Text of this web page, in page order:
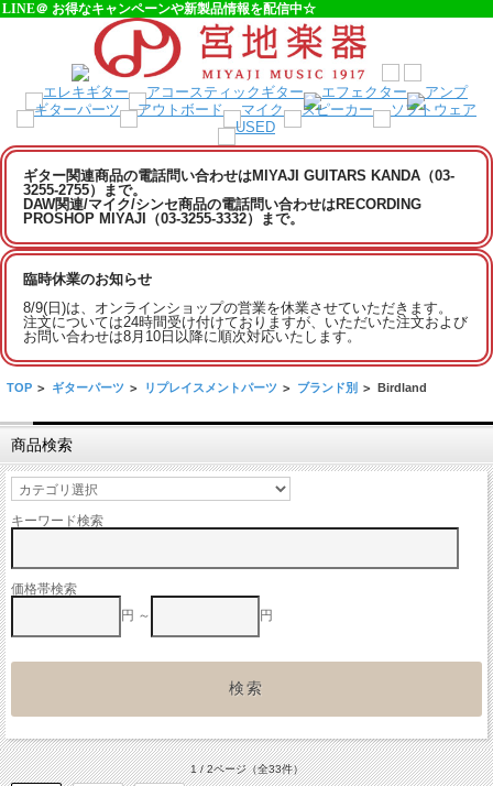
LINE＠ お得なキャンペーンや新製品情報を配信中☆
ギター関連商品の電話問い合わせはMIYAJI GUITARS KANDA（03-
3255-2755）まで。
DAW関連/マイク/シンセ商品の電話問い合わせはRECORDING
PROSHOP MIYAJI（03-3255-3332）まで。
臨時休業のお知らせ
8/9(日)は、オンラインショップの営業を休業させていただきます。
注文については24時間受け付けておりますが、いただいた注文および
お問い合わせは8月10日以降に順次対応いたします。
TOP > ギターパーツ > リプレイスメントパーツ > ブランド別 > Birdland
商品検索
キーワード検索
価格帯検索
円 ～
円
1 / 2ページ（全33件）